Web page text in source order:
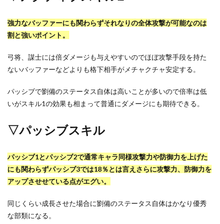
強力なバッファーにも関わらずそれなりの全体攻撃が可能なのは
割と強いポイント。
弓将、謀士には倍ダメージも与えやすいのでほぼ攻撃手段を持た
ないバッファーなどよりも格下相手がメチャクチャ安定する。
パッシブで劉備のステータス自体は高いことが多いので倍率は低
いがスキル1の効果も相まって普通にダメージにも期待できる。
▽パッシブスキル
パッシブ1とパッシブ2で通常キャラ同様攻撃力や防御力を上げた
にも関わらずパッシブ3では18％とは言えさらに攻撃力、防御力を
アップさせせている点がエグい。
同じくらい成長させた場合に劉備のステータス自体はかなり優秀
な部類になる。